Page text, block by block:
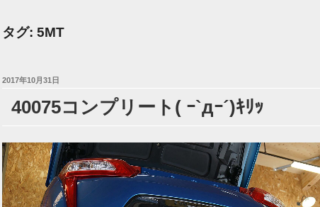
タグ: 5MT
投
2017年10月31日
40075コンプリート( ｰ`дｰ´)ｷﾘｯ